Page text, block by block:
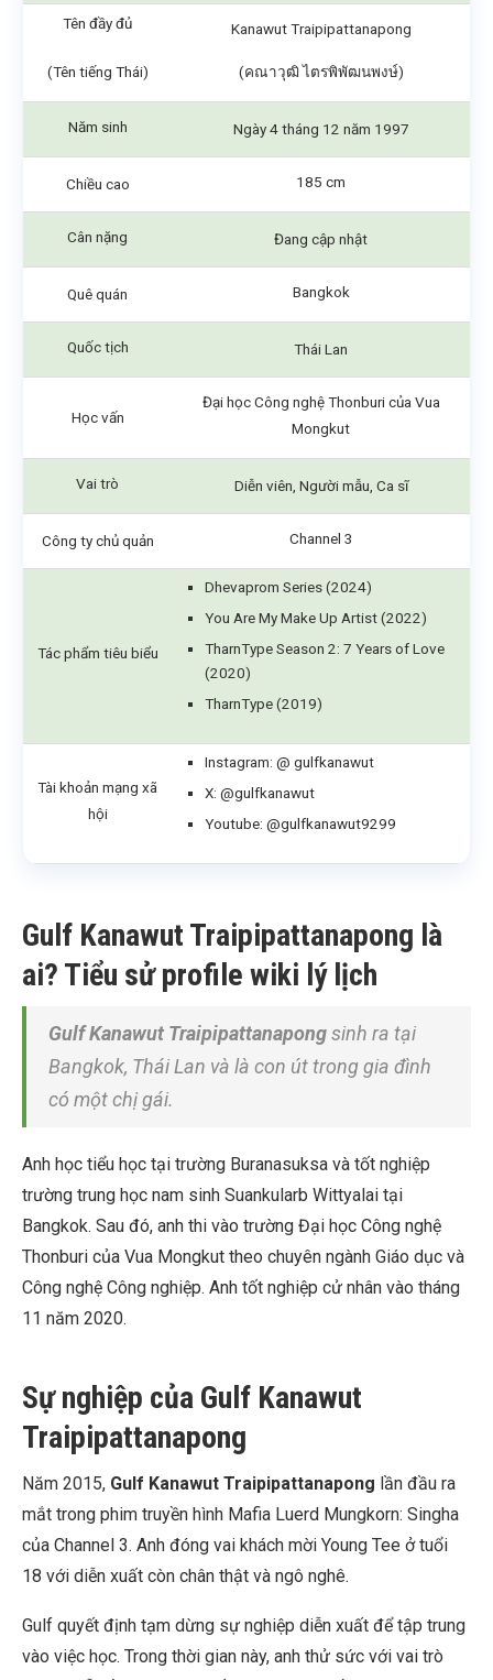
Tên đầy đủ
(Tên tiếng Thái)
Kanawut Traipipattanapong
(คณาวุฒิ ไตรพิพัฒนพงษ์)
Năm sinh Ngày 4 tháng 12 năm 1997
Chiều cao 185 cm
Cân nặng Đang cập nhật
Quê quán Bangkok
Quốc tịch Thái Lan
Học vấn
Đại học Công nghệ Thonburi của Vua
Mongkut
Vai trò Diễn viên, Người mẫu, Ca sĩ
Công ty chủ quản Channel 3
Tác phẩm tiêu biểu
Dhevaprom Series (2024)
You Are My Make Up Artist (2022)
TharnType Season 2: 7 Years of Love
(2020)
TharnType (2019)
Tài khoản mạng xã
hội
Instagram: @ gulfkanawut
X: @gulfkanawut
Youtube: @gulfkanawut9299
Gulf Kanawut Traipipattanapong là
ai? Tiểu sử profile wiki lý lịch
Gulf Kanawut Traipipattanapongsinh ra tại
Bangkok, Thái Lan và là con út trong gia đình
có một chị gái.
Anh học tiểu học tại trường Buranasuksa và tốt nghiệp
trường trung học nam sinh Suankularb Wittyalai tại
Bangkok. Sau đó, anh thi vào trường Đại học Công nghệ
Thonburi của Vua Mongkut theo chuyên ngành Giáo dục và
Công nghệ Công nghiệp. Anh tốt nghiệp cử nhân vào tháng
11 năm 2020.
Sự nghiệp của Gulf Kanawut
Traipipattanapong
Năm 2015, Gulf Kanawut Traipipattanapong lần đầu ra
mắt trong phim truyền hình Mafia Luerd Mungkorn: Singha
của Channel 3. Anh đóng vai khách mời Young Tee ở tuổi
18 với diễn xuất còn chân thật và ngô nghê.
Gulf quyết định tạm dừng sự nghiệp diễn xuất để tập trung
vào việc học. Trong thời gian này, anh thử sức với vai trò